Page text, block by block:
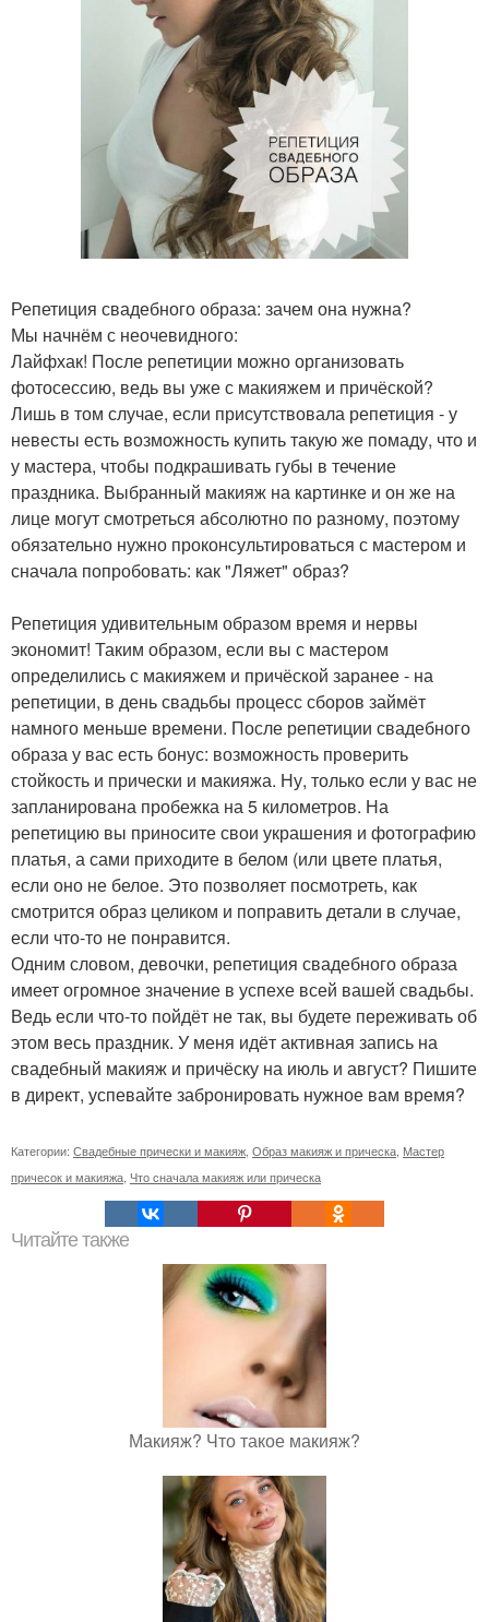
Репетиция свадебного образа: зачем она нужна?
Мы начнём с неочевидного:
Лайфхак! После репетиции можно организовать
фотосессию, ведь вы уже с макияжем и причёской?
Лишь в том случае, если присутствовала репетиция - у
невесты есть возможность купить такую же помаду, что и
у мастера, чтобы подкрашивать губы в течение
праздника. Выбранный макияж на картинке и он же на
лице могут смотреться абсолютно по разному, поэтому
обязательно нужно проконсультироваться с мастером и
сначала попробовать: как "Ляжет" образ?
Репетиция удивительным образом время и нервы
экономит! Таким образом, если вы с мастером
определились с макияжем и причёской заранее - на
репетиции, в день свадьбы процесс сборов займёт
намного меньше времени. После репетиции свадебного
образа у вас есть бонус: возможность проверить
стойкость и прически и макияжа. Ну, только если у вас не
запланирована пробежка на 5 километров. На
репетицию вы приносите свои украшения и фотографию
платья, а сами приходите в белом (или цвете платья,
если оно не белое. Это позволяет посмотреть, как
смотрится образ целиком и поправить детали в случае,
если что-то не понравится.
Одним словом, девочки, репетиция свадебного образа
имеет огромное значение в успехе всей вашей свадьбы.
Ведь если что-то пойдёт не так, вы будете переживать об
этом весь праздник. У меня идёт активная запись на
свадебный макияж и причёску на июль и август? Пишите
в директ, успевайте забронировать нужное вам время?
Категории: Свадебные прически и макияж Образ макияж и прическа Мастер
причесок и макияжа Что сначала макияж или прическа
Читайте также
Макияж? Что такое макияж?